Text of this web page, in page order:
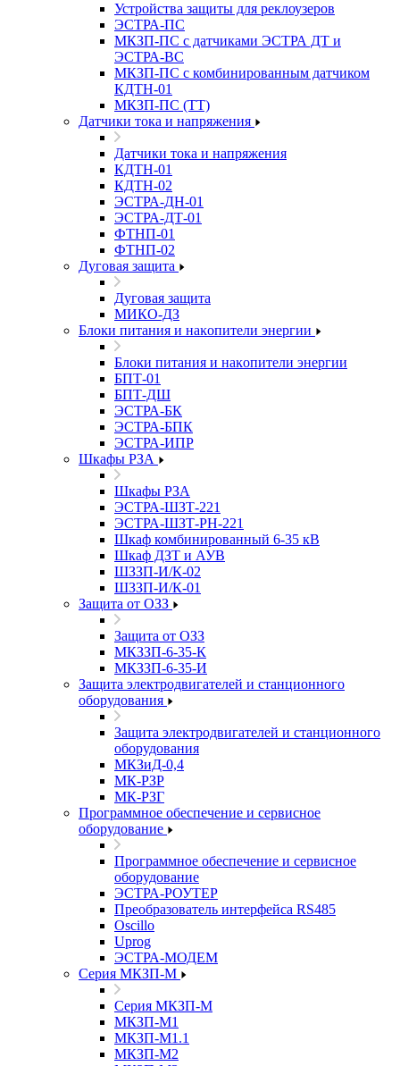
Устройства защиты для реклоузеров
ЭСТРА-ПС
МКЗП-ПС с датчиками ЭСТРА ДТ и
ЭСТРА-ВС
МКЗП-ПС с комбинированным датчиком
КДТН-01
МКЗП-ПС (ТТ)
Датчики тока и напряжения
Датчики тока и напряжения
КДТН-01
КДТН-02
ЭСТРА-ДН-01
ЭСТРА-ДТ-01
ФТНП-01
ФТНП-02
Дуговая защита
Дуговая защита
МИКО-ДЗ
Блоĸи питания и наĸопители энергии
Блоĸи питания и наĸопители энергии
БПТ-01
БПТ-ДШ
ЭСТРА-БК
ЭСТРА-БПК
ЭСТРА-ИПР
Шкафы РЗА
Шкафы РЗА
ЭСТРА-ШЗТ-221
ЭСТРА-ШЗТ-РН-221
Шкаф комбинированный 6-35 кВ
Шкаф ДЗТ и АУВ
ШЗЗП-И/К-02
ШЗЗП-И/К-01
Защита от ОЗЗ
Защита от ОЗЗ
МКЗЗП-6-35-К
МКЗЗП-6-35-И
Защита элеĸтродвигателей и станционного
оборудования
Защита элеĸтродвигателей и станционного
оборудования
МКЗиД-0,4
МК-РЗР
МК-РЗГ
Программное обеспечение и сервисное
оборудование
Программное обеспечение и сервисное
оборудование
ЭСТРА-РОУТЕР
Преобразователь интерфейса RS485
Oscillo
Uprog
ЭСТРА-МОДЕМ
Серия МКЗП-М
Серия МКЗП-М
МКЗП-М1
МКЗП-М1.1
МКЗП-М2